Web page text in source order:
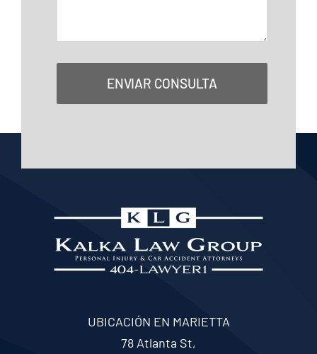
ENVIAR CONSULTA
UBICACIÓN EN MARIETTA
78 Atlanta St,